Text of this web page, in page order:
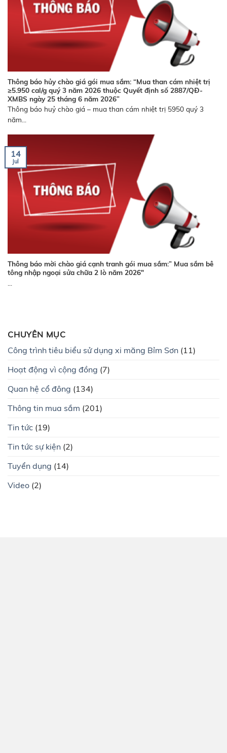
Thông báo hủy chào giá gói mua sắm: “Mua than cám nhiệt trị
≥5.950 cal/g quý 3 năm 2026 thuộc Quyết định số 2887/QĐ-
XMBS ngày 25 tháng 6 năm 2026”
Thông báo huỷ chào giá – mua than cám nhiệt trị 5950 quý 3
năm...
Thông báo mời chào giá cạnh tranh gói mua sắm:” Mua sắm bê
tông nhập ngoại sửa chữa 2 lò năm 2026″
14
Jul
CHUYÊN MỤC
Công trình tiêu biểu sử dụng xi măng Bỉm Sơn (11)
Hoạt động vì cộng đồng (7)
Quan hệ cổ đông (134)
Thông tin mua sắm (201)
Tin tức (19)
Tin tức sự kiện (2)
Tuyển dụng (14)
Video (2)